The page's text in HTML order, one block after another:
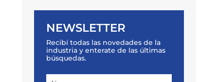
NEWSLETTER
Recibí todas las novedades de la
industria y enterate de las últimas
búsquedas.